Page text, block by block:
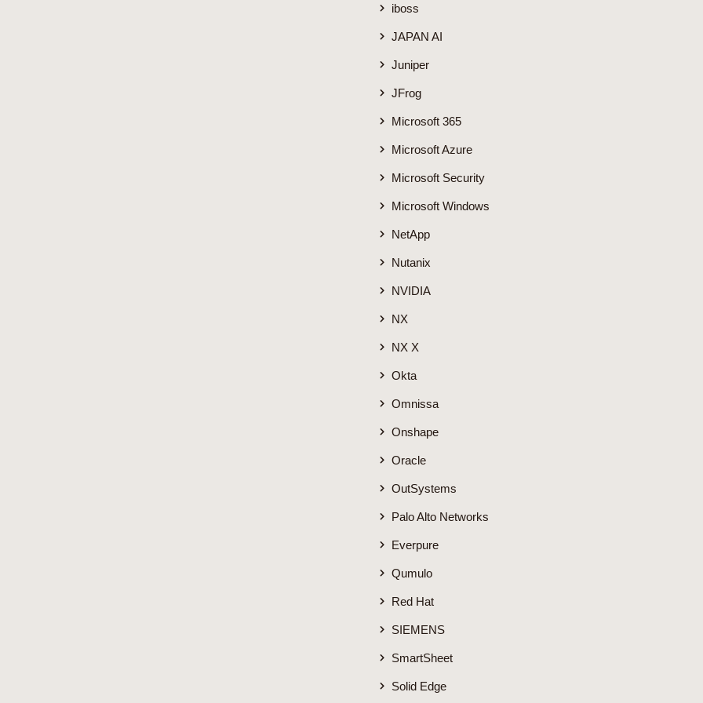
iboss
JAPAN AI
Juniper
JFrog
Microsoft 365
Microsoft Azure
Microsoft Security
Microsoft Windows
NetApp
Nutanix
NVIDIA
NX
NX X
Okta
Omnissa
Onshape
Oracle
OutSystems
Palo Alto Networks
Everpure
Qumulo
Red Hat
SIEMENS
SmartSheet
Solid Edge